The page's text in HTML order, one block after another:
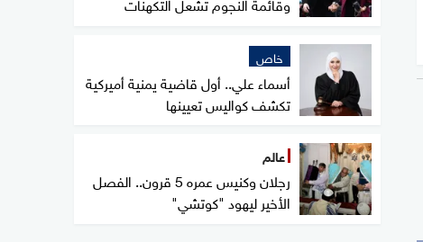
خاص
أسماء علي.. أول قاضية يمنية أميركية
تكشف كواليس تعيينها
عالم
رجلان وكنيس عمره 5 قرون.. الفصل
الأخير ليهود "كوتشي"